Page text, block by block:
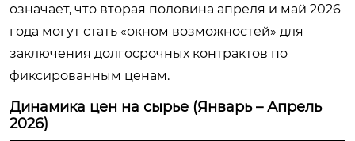
означает, что вторая половина апреля и май 2026
года могут стать «окном возможностей» для
заключения долгосрочных контрактов по
фиксированным ценам.
Динамика цен на сырье (Январь – Апрель
2026)